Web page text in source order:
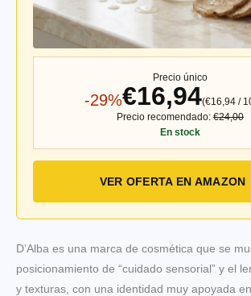
Precio único
-29%€16,94(€16,94 /
Precio recomendado: €24,00
En stock
VER OFERTA EN AMAZON
D’Alba es una marca de cosmética que se
posicionamiento de “cuidado sensorial” y el
y texturas, con una identidad muy apoyada